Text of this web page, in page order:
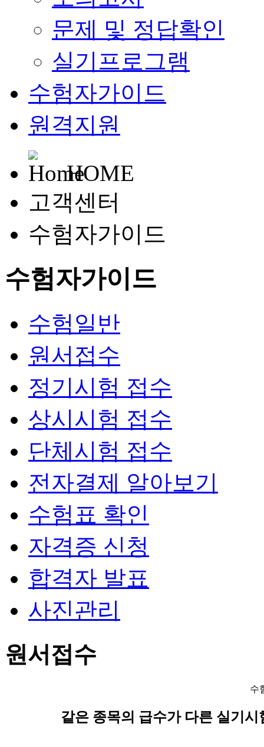
문제 및 정답확인
실기프로그램
수험자가이드
원격지원
HOME
고객센터
수험자가이드
수험자가이드
수험일반
원서접수
정기시험 접수
상시시험 접수
단체시험 접수
전자결제 알아보기
수험표 확인
자격증 신청
합격자 발표
사진관리
원서접수
수
같은 종목의 급수가 다른 실기